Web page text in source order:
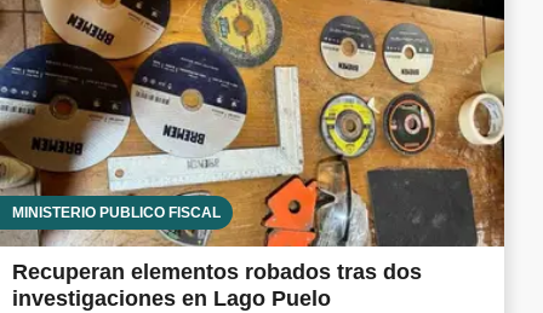
MINISTERIO PÚBLICO FISCAL
Recuperan elementos robados tras dos
investigaciones en Lago Puelo